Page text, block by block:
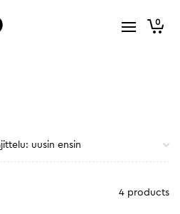
0
4 products